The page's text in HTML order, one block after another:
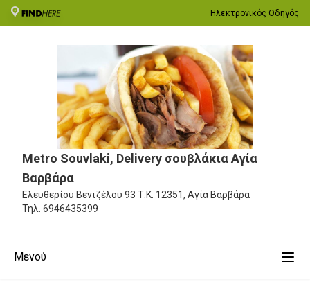
Ηλεκτρονικός Οδηγός
Metro Souvlaki, Delivery σουβλάκια Αγία
Βαρβάρα
Ελευθερίου Βενιζέλου 93 Τ.Κ. 12351, Αγία Βαρβάρα
Τηλ. 6946435399
Μενού